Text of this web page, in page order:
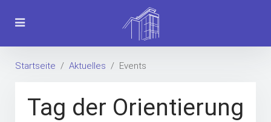
Startseite Aktuelles Events
Tag der Orientierung